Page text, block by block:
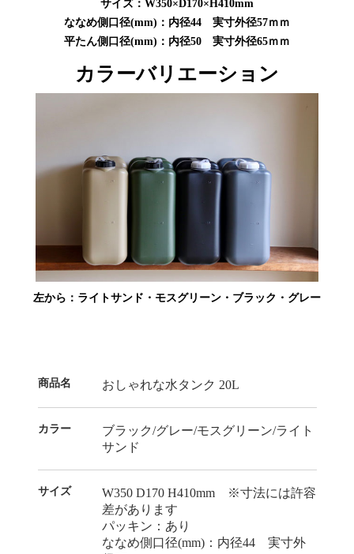
サイズ：W350×D170×H410mm
ななめ側口径(mm)：内径44 実寸外径57ｍｍ
平たん側口径(mm)：内径50 実寸外径65ｍｍ
カラーバリエーション
左から：ライトサンド・モスグリーン・ブラック・グレー
商品名 おしゃれな水タンク 20L
カラー
ブラック/グレー/モスグリーン/ライト
サンド
サイズ
W350 D170 H410mm ※寸法には許容
差があります
パッキン：あり
ななめ側口径(mm)：内径44 実寸外